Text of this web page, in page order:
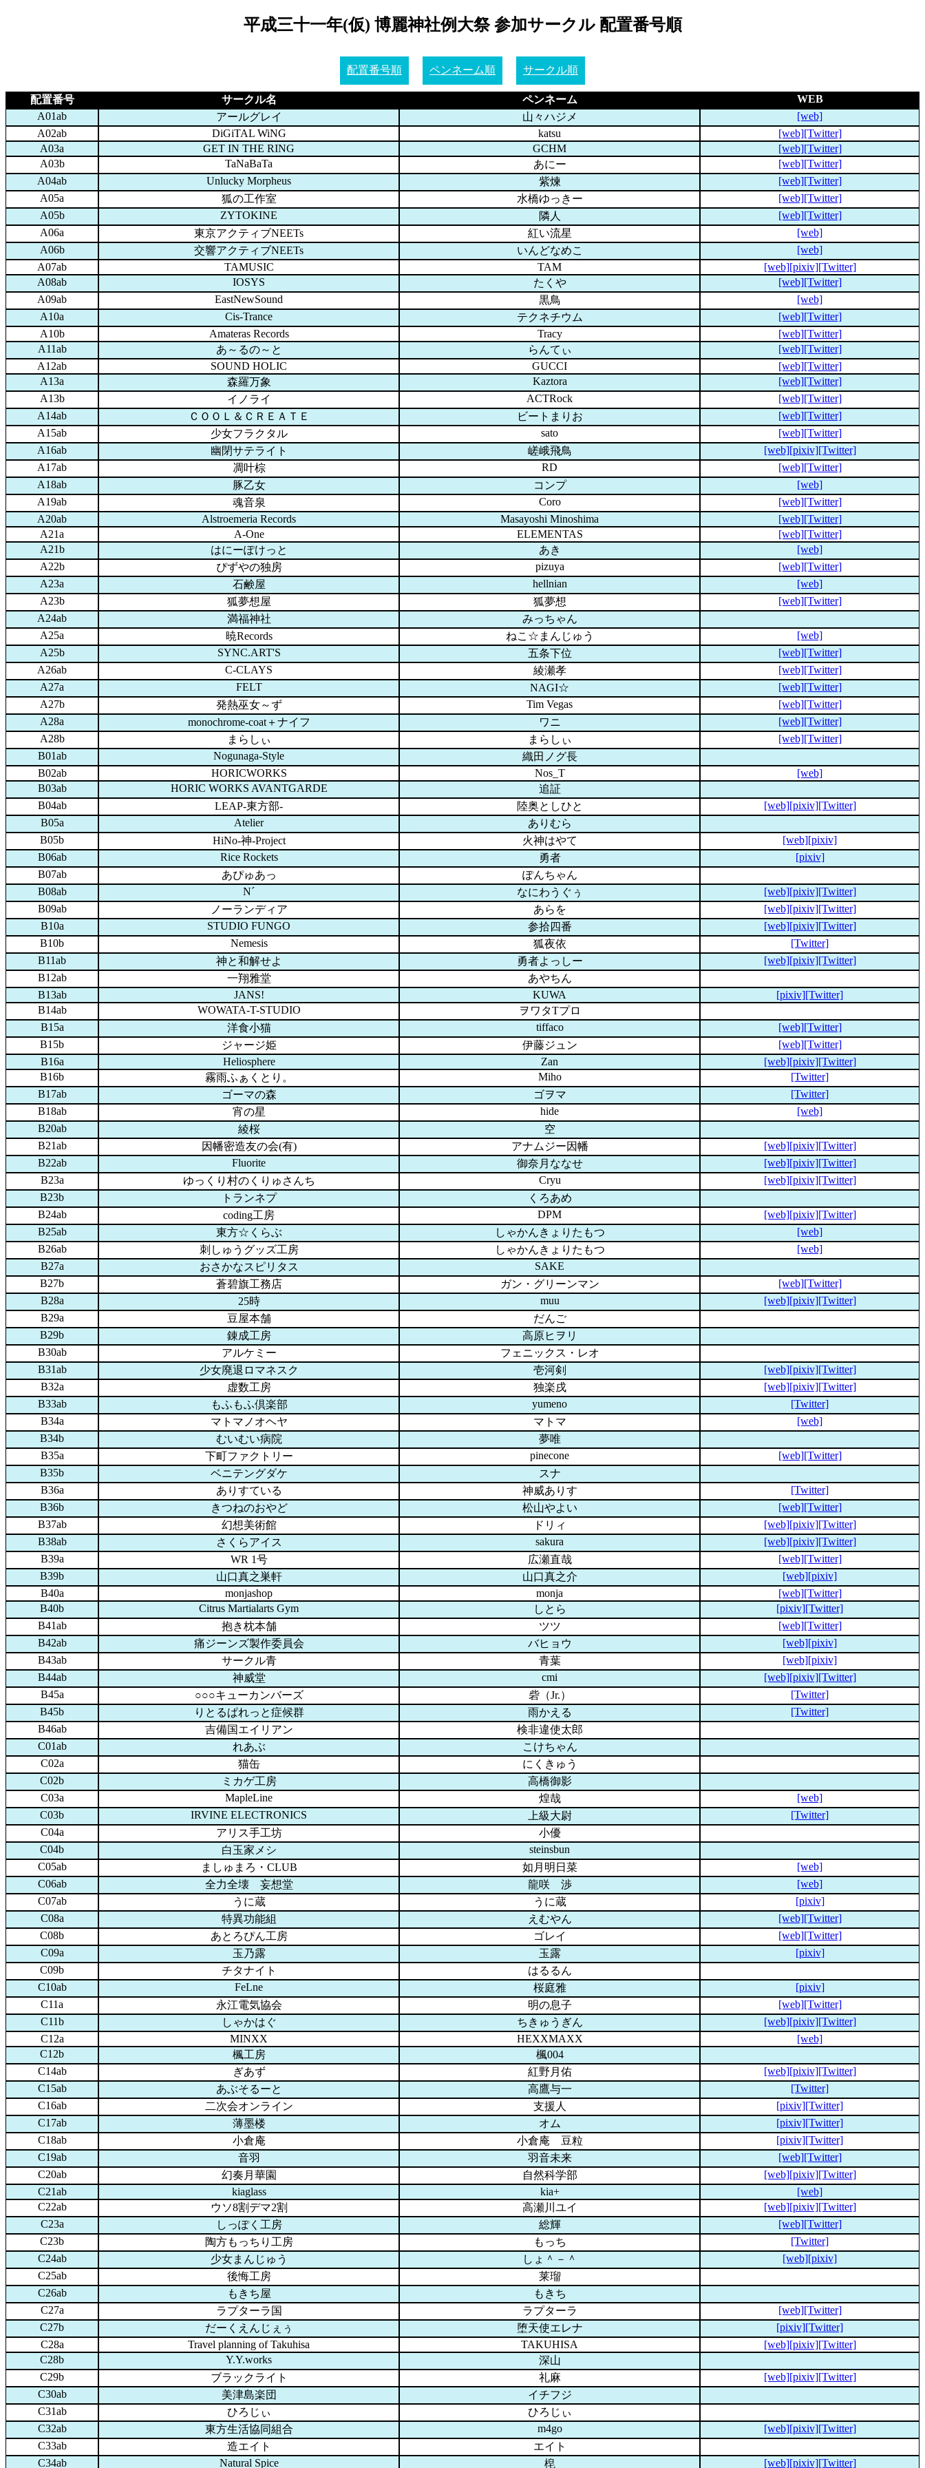
平成三十一年(仮) 博麗神社例大祭 参加サークル 配置番号順
配置番号順 ペンネーム順 サークル順
配置番号 サークル名 ペンネーム
WEB
A01ab
アールグレイ 山々ハジメ
[web]
A02ab
DiGiTAL WiNG katsu [web][Twitter]
A03a
GET IN THE RING GCHM [web][Twitter]
A03b
TaNaBaTa あにー [web][Twitter]
A04ab
Unlucky Morpheus 紫煉 [web][Twitter]
A05a
狐の工作室 水橋ゆっきー [web][Twitter]
A05b
ZYTOKINE 隣人 [web][Twitter]
A06a
東京アクティブNEETs 紅い流星
[web]
A06b
交響アクティブNEETs いんどなめこ
[web]
A07ab
TAMUSIC TAM [web][pixiv][Twitter]
A08ab
IOSYS たくや [web][Twitter]
A09ab
EastNewSound 黒鳥
[web]
A10a
Cis-Trance テクネチウム [web][Twitter]
A10b
Amateras Records Tracy [web][Twitter]
A11ab
あ～るの～と らんてぃ [web][Twitter]
A12ab
SOUND HOLIC GUCCI [web][Twitter]
A13a
森羅万象 Kaztora [web][Twitter]
A13b
イノライ ACTRock [web][Twitter]
A14ab
ＣＯＯＬ＆ＣＲＥＡＴＥ ビートまりお [web][Twitter]
A15ab
少女フラクタル sato [web][Twitter]
A16ab
幽閉サテライト 嵯峨飛鳥 [web][pixiv][Twitter]
A17ab
凋叶棕 RD [web][Twitter]
A18ab
豚乙女 コンプ
[web]
A19ab
魂音泉 Coro [web][Twitter]
A20ab
Alstroemeria Records Masayoshi Minoshima [web][Twitter]
A21a
A-One ELEMENTAS [web][Twitter]
A21b
はにーぽけっと あき
[web]
A22b
ぴずやの独房 pizuya [web][Twitter]
A23a
石鹸屋 hellnian
[web]
A23b
狐夢想屋 狐夢想 [web][Twitter]
A24ab
満福神社
みっちゃん
A25a
暁Records ねこ☆まんじゅう
[web]
A25b
SYNC.ART'S 五条下位 [web][Twitter]
A26ab
C-CLAYS 綾瀬孝 [web][Twitter]
A27a
FELT NAGI☆ [web][Twitter]
A27b
発熱巫女～ず Tim Vegas [web][Twitter]
A28a
monochrome-coat＋ナイフ ワニ [web][Twitter]
A28b
まらしぃ まらしぃ [web][Twitter]
B01ab
Nogunaga-Style
織田ノグ長
B02ab
HORICWORKS Nos_T
[web]
B03ab
HORIC WORKS AVANTGARDE
追証
B04ab
LEAP-東方部- 陸奥としひと [web][pixiv][Twitter]
B05a
Atelier
ありむら
B05b
HiNo-神-Project 火神はやて [web][pixiv]
B06ab
Rice Rockets 勇者
[pixiv]
B07ab
あぴゅあっ
ぽんちゃん
B08ab
N´ なにわうぐぅ [web][pixiv][Twitter]
B09ab
ノーランディア あらを [web][pixiv][Twitter]
B10a
STUDIO FUNGO 参拾四番 [web][pixiv][Twitter]
B10b
Nemesis 狐夜依
[Twitter]
B11ab
神と和解せよ 勇者よっしー [web][pixiv][Twitter]
B12ab
一翔雅堂
あやちん
B13ab
JANS! KUWA [pixiv][Twitter]
B14ab
WOWATA-T-STUDIO
ヲワタTプロ
B15a
洋食小猫 tiffaco [web][Twitter]
B15b
ジャージ姫 伊藤ジュン [web][Twitter]
B16a
Heliosphere Zan [web][pixiv][Twitter]
B16b
霧雨ふぁくとり。 Miho
[Twitter]
B17ab
ゴーマの森 ゴヲマ
[Twitter]
B18ab
宵の星 hide
[web]
B20ab
綾桜
空
B21ab
因幡密造友の会(有) アナムジー因幡 [web][pixiv][Twitter]
B22ab
Fluorite 御奈月ななせ [web][pixiv][Twitter]
B23a
ゆっくり村のくりゅさんち Cryu [web][pixiv][Twitter]
B23b
トランネプ
くろあめ
B24ab
coding工房 DPM [web][pixiv][Twitter]
B25ab
東方☆くらぶ しゃかんきょりたもつ
[web]
B26ab
刺しゅうグッズ工房 しゃかんきょりたもつ
[web]
B27a
おさかなスピリタス
SAKE
B27b
蒼碧旗工務店 ガン・グリーンマン [web][Twitter]
B28a
25時 muu [web][pixiv][Twitter]
B29a
豆屋本舗
だんご
B29b
錬成工房
高原ヒヲリ
B30ab
アルケミー
フェニックス・レオ
B31ab
少女廃退ロマネスク 壱河剣 [web][pixiv][Twitter]
B32a
虚数工房 独楽戌 [web][pixiv][Twitter]
B33ab
もふもふ倶楽部 yumeno
[Twitter]
B34a
マトマノオヘヤ マトマ
[web]
B34b
むいむい病院
夢唯
B35a
下町ファクトリー pinecone [web][Twitter]
B35b
ベニテングダケ
スナ
B36a
ありすている 神威ありす
[Twitter]
B36b
きつねのおやど 松山やよい [web][Twitter]
B37ab
幻想美術館 ドリィ [web][pixiv][Twitter]
B38ab
さくらアイス sakura [web][pixiv][Twitter]
B39a
WR 1号 広瀬直哉 [web][Twitter]
B39b
山口真之巣軒 山口真之介 [web][pixiv]
B40a
monjashop monja [web][Twitter]
B40b
Citrus Martialarts Gym しとら [pixiv][Twitter]
B41ab
抱き枕本舗 ツツ [web][Twitter]
B42ab
痛ジーンズ製作委員会 バヒョウ [web][pixiv]
B43ab
サークル青 青葉 [web][pixiv]
B44ab
神威堂 cmi [web][pixiv][Twitter]
B45a
○○○キューカンバーズ 砦（Jr.）
[Twitter]
B45b
りとるぱれっと症候群 雨かえる
[Twitter]
B46ab
吉備国エイリアン
検非違使太郎
C01ab
れあぶ
こけちゃん
C02a
猫缶
にくきゅう
C02b
ミカゲ工房
高橋御影
C03a
MapleLine 煌哉
[web]
C03b
IRVINE ELECTRONICS 上級大尉
[Twitter]
C04a
アリス手工坊
小優
C04b
白玉家メシ
steinsbun
C05ab
ましゅまろ・CLUB 如月明日菜
[web]
C06ab
全力全壊 妄想堂 龍咲 渉
[web]
C07ab
うに蔵 うに蔵
[pixiv]
C08a
特異功能組 えむやん [web][Twitter]
C08b
あとろぴん工房 ゴレイ [web][Twitter]
C09a
玉乃露 玉露
[pixiv]
C09b
チタナイト
はるるん
C10ab
FeLne 桜庭雅
[pixiv]
C11a
永江電気協会 明の息子 [web][Twitter]
C11b
しゃかはぐ ちきゅうぎん [web][pixiv][Twitter]
C12a
MINXX HEXXMAXX
[web]
C12b
楓工房
楓004
C14ab
ぎあず 紅野月佑 [web][pixiv][Twitter]
C15ab
あぶそるーと 高鷹与一
[Twitter]
C16ab
二次会オンライン 支援人 [pixiv][Twitter]
C17ab
薄墨楼 オム [pixiv][Twitter]
C18ab
小倉庵 小倉庵 豆粒 [pixiv][Twitter]
C19ab
音羽 羽音未来 [web][Twitter]
C20ab
幻奏月華園 自然科学部 [web][pixiv][Twitter]
C21ab
kiaglass kia+
[web]
C22ab
ウソ8割デマ2割 高瀬川ユイ [web][pixiv][Twitter]
C23a
しっぽく工房 総輝 [web][Twitter]
C23b
陶方もっちり工房 もっち
[Twitter]
C24ab
少女まんじゅう しょ＾－＾ [web][pixiv]
C25ab
後悔工房
莱瑠
C26ab
もきち屋
もきち
C27a
ラプターラ国 ラプターラ [web][Twitter]
C27b
だーくえんじぇぅ 堕天使エレナ [pixiv][Twitter]
C28a
Travel planning of Takuhisa TAKUHISA [web][pixiv][Twitter]
C28b
Y.Y.works
深山
C29b
ブラックライト 礼麻 [web][pixiv][Twitter]
C30ab
美津島楽団
イチフジ
C31ab
ひろじぃ
ひろじぃ
C32ab
東方生活協同組合 m4go [web][pixiv][Twitter]
C33ab
造エイト
エイト
C34ab
Natural Spice 梍 [web][pixiv][Twitter]